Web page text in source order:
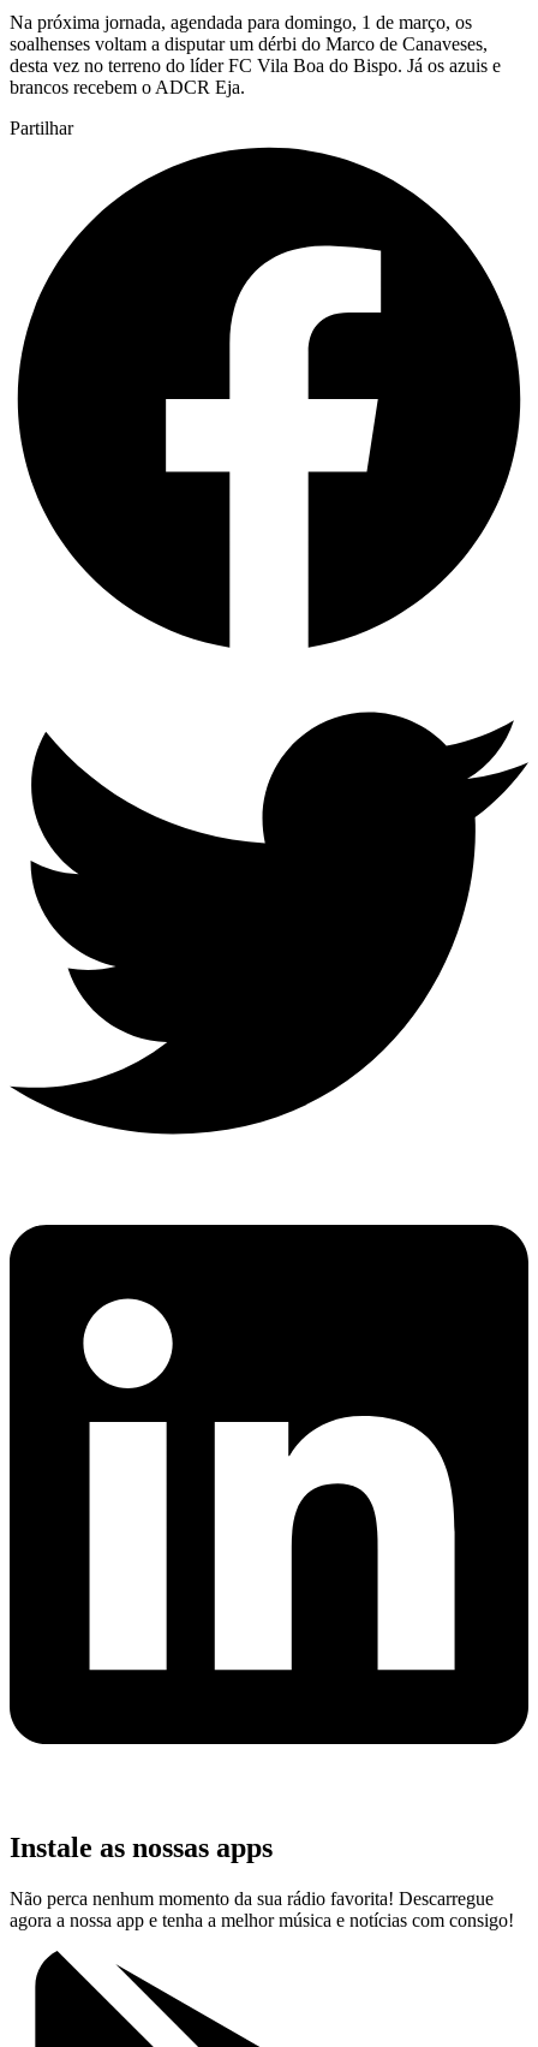
Na próxima jornada, agendada para domingo, 1 de março, os
soalhenses voltam a disputar um dérbi do Marco de Canaveses,
desta vez no terreno do líder FC Vila Boa do Bispo. Já os azuis e
brancos recebem o ADCR Eja.
Partilhar
Instale as nossas apps
Não perca nenhum momento da sua rádio favorita! Descarregue
agora a nossa app e tenha a melhor música e notícias com consigo!